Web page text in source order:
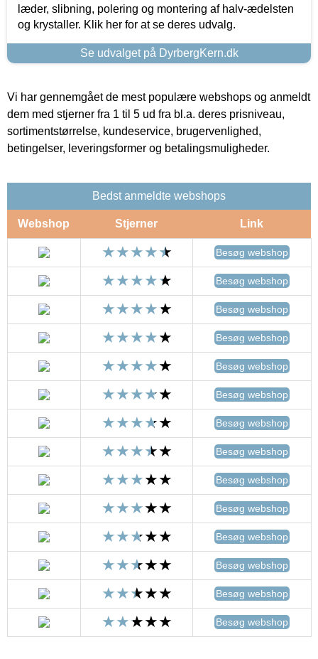
læder, slibning, polering og montering af halv-ædelsten
og krystaller. Klik her for at se deres udvalg.
Se udvalget på DyrbergKern.dk
Vi har gennemgået de mest populære webshops og anmeldt
dem med stjerner fra 1 til 5 ud fra bl.a. deres prisniveau,
sortimentstørrelse, kundeservice, brugervenlighed,
betingelser, leveringsformer og betalingsmuligheder.
Bedst anmeldte webshops
Webshop Stjerner Link
Besøg webshop
Besøg webshop
Besøg webshop
Besøg webshop
Besøg webshop
Besøg webshop
Besøg webshop
Besøg webshop
Besøg webshop
Besøg webshop
Besøg webshop
Besøg webshop
Besøg webshop
Besøg webshop